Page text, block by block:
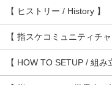
【 ヒストリー / History 】
【 指スケコミュニティチャ
【 HOW TO SETUP / 組み